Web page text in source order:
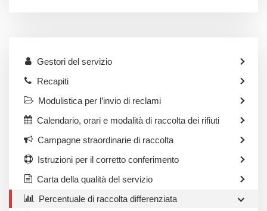
Gestori del servizio
Recapiti
Modulistica per l’invio di reclami
Calendario, orari e modalità di raccolta dei rifiuti
Campagne straordinarie di raccolta
Istruzioni per il corretto conferimento
Carta della qualità del servizio
Percentuale di raccolta differenziata